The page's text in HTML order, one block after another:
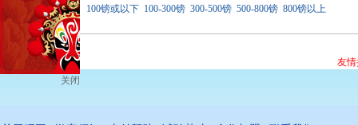
价格范围 100镑或以下 100-300镑 300-500镑 500-800镑 800镑以上
友
关闭